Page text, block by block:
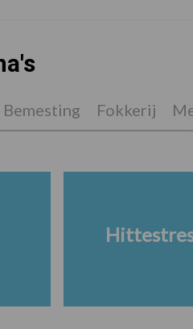
Bemesting Fokkerij